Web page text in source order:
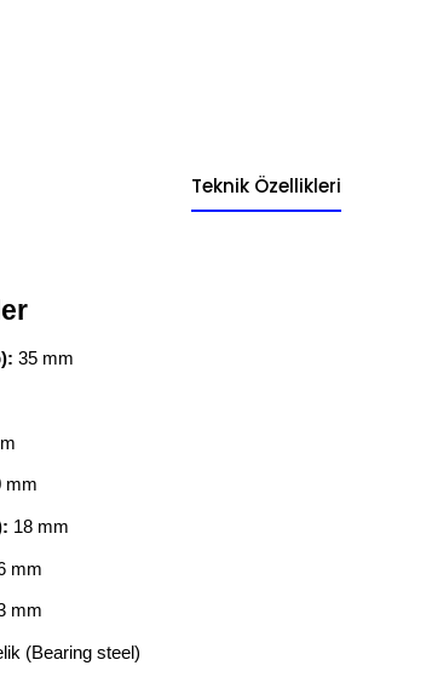
Teknik Özellikleri
35 mm
mm
18 mm
mm
mm
(Bearing steel)